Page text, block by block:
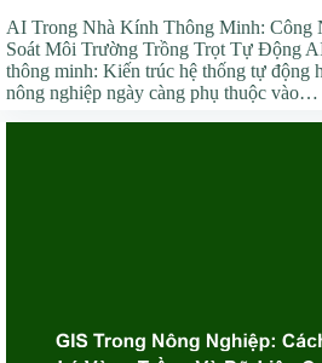
AI Trong Nhà Kính Thông Minh: Công
Soát Môi Trường Trồng Trọt Tự Động
thông minh: Kiến trúc hệ thống tự động
nông nghiệp ngày càng phụ thuộc vào…